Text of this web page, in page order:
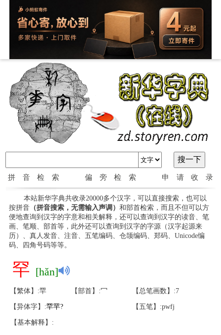
拼音检索 偏旁检索 申请收录
本站新华字典共收录20000多个汉字，可以直接搜索，也可以
按拼音（拼音搜索，无需输入声调） 和部首检索，而且不但可以方
便地查询到汉字的字意和相关解释，还可以查询到汉字的读音、笔
画、笔顺、部首等，此外还可以查询到汉字的字源（汉字起源来
历）、真人发音、注音、五笔编码、仓颉编码、郑码、Unicode编
码、四角号码等等。
罕 [hǎn]
【繁体】:䍑 【部首】:冖 【总笔画数】:7
【异体字】:䍑䍐? 【五笔】:pwfj
【基本解释】: